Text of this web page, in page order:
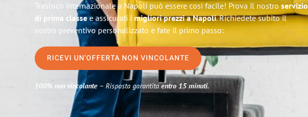
Trasloco internazionale a Napoli può essere così facile! Prova il nostro servizio
di prima classee assicurati i migliori prezzi a Napoli. Richiedete subito il
vostro preventivo personalizzato e fate il primo passo:
RICEVI UN'OFFERTA NON VINCOLANTE
100% non vincolante – Risposta garantitaentro 15 minuti.